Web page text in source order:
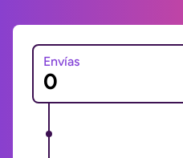
Envías